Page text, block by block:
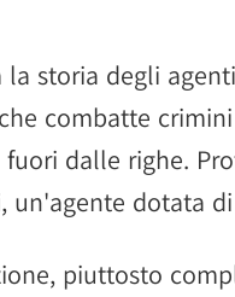
la storia degli
combatte
dalle righe.
un'agente dotata
piuttosto